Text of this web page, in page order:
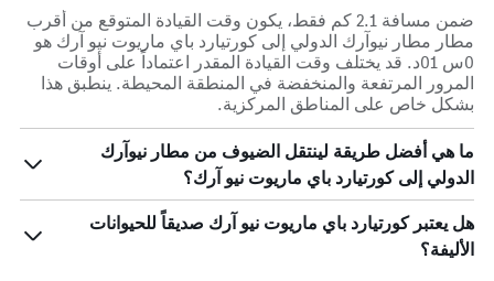
ضمن مسافة 2.1 كم فقط، يكون وقت القيادة المتوقع من أقرب
مطار مطار نيوآرك الدولي إلى كورتيارد باي ماريوت نيو آرك هو
0س 01د. قد يختلف وقت القيادة المقدر اعتماداً على أوقات
المرور المرتفعة والمنخفضة في المنطقة المحيطة. ينطبق هذا
بشكل خاص على المناطق المركزية.
ما هي أفضل طريقة لينتقل الضيوف من مطار نيوآرك
الدولي إلى كورتيارد باي ماريوت نيو آرك؟
هل يعتبر كورتيارد باي ماريوت نيو آرك صديقاً للحيوانات
الأليفة؟